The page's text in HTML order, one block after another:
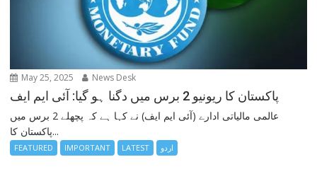
May 25, 2025 News Desk
پاکستان کا ریونیو 2 برس میں دگنا ہو گیا: آئی ایم ایف
عالمی مالیاتی ادارے (آئی ایم ایف) نے کہا ہے کہ پچھلے 2 برس میں
پاکستان کا...
FEATURED IMPORTANT LATEST اردو